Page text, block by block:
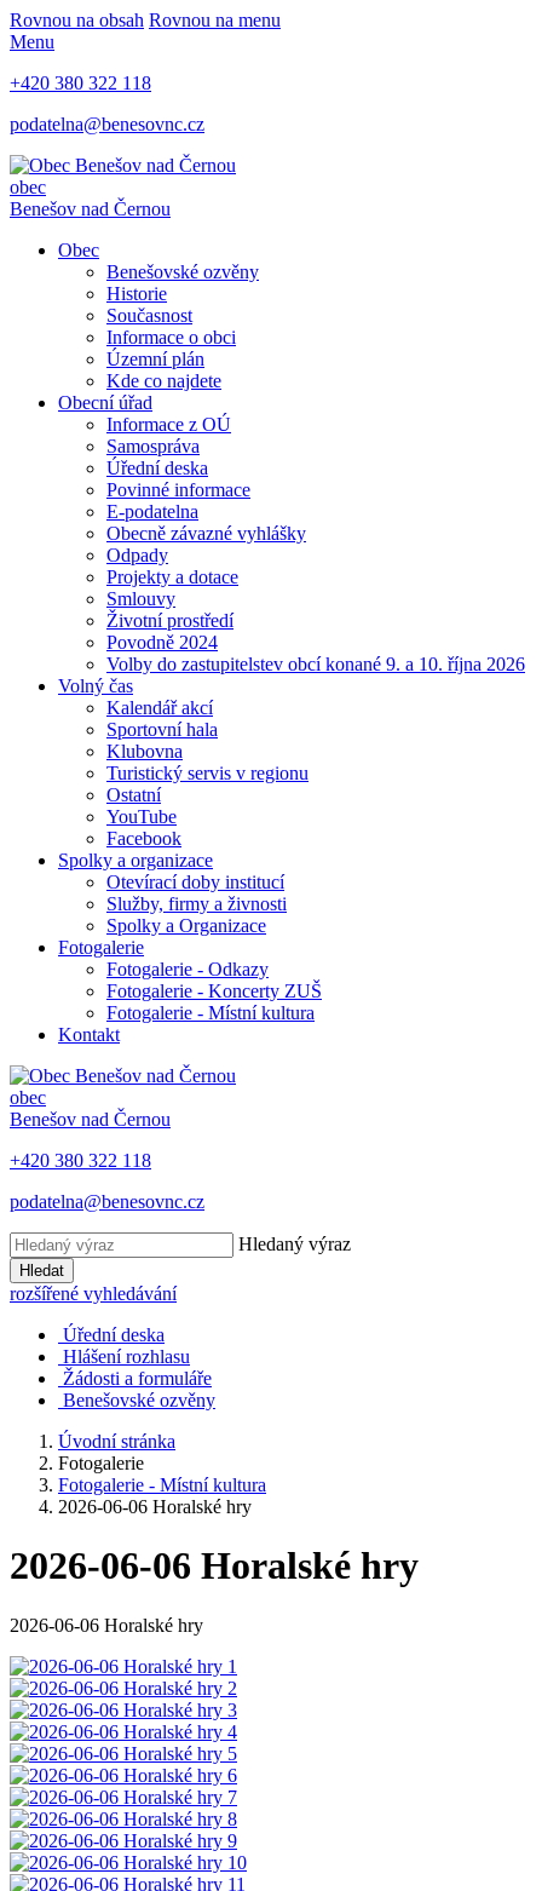
Rovnou na obsah Rovnou na menu
Menu
+420 380 322 118
podatelna@benesovnc.cz
obec
Benešov nad Černou
Obec
Benešovské ozvěny
Historie
Současnost
Informace o obci
Územní plán
Kde co najdete
Obecní úřad
Informace z OÚ
Samospráva
Úřední deska
Povinné informace
E-podatelna
Obecně závazné vyhlášky
Odpady
Projekty a dotace
Smlouvy
Životní prostředí
Povodně 2024
Volby do zastupitelstev obcí konané 9. a 10. října 2026
Volný čas
Kalendář akcí
Sportovní hala
Klubovna
Turistický servis v regionu
Ostatní
YouTube
Facebook
Spolky a organizace
Otevírací doby institucí
Služby, firmy a živnosti
Spolky a Organizace
Fotogalerie
Fotogalerie - Odkazy
Fotogalerie - Koncerty ZUŠ
Fotogalerie - Místní kultura
Kontakt
obec
Benešov nad Černou
+420 380 322 118
podatelna@benesovnc.cz
Hledaný výraz
Hledat
rozšířené vyhledávání
Úřední deska
Hlášení rozhlasu
Žádosti a formuláře
Benešovské ozvěny
Úvodní stránka
Fotogalerie
Fotogalerie - Místní kultura
2026-06-06 Horalské hry
2026-06-06 Horalské hry
2026-06-06 Horalské hry